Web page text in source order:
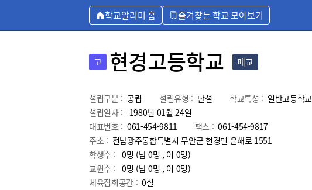
학교알리미 홈 즐겨찾는 학교 모아보기
고 현경고등학교 폐교
설립구분 : 공립 설립유형 : 단설 학교특성 : 일반고등학교
설립일자 :
1980년 01월 24일
대표번호 : 061-454-9811 팩스 : 061-454-9817
주소 : 전남광주통합특별시 무안군 현경면 운해로 1551
학생수 : 0명 (남 0명 , 여 0명)
교원수 : 0명 (남0명 , 여 0명)
체육집회공간 : 0실